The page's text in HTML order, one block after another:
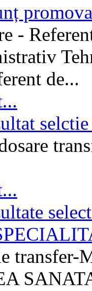
-
de...